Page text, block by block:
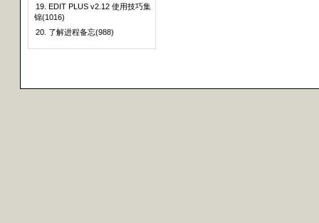
19. EDIT PLUS v2.12 使用技巧集
锦(1016)
20. 了解进程备忘(988)